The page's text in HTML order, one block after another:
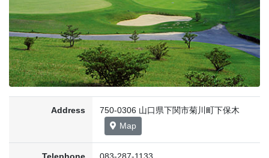
Address
750-0306 山口県下関市菊川町下保木
Map
Telephone
083-287-1133